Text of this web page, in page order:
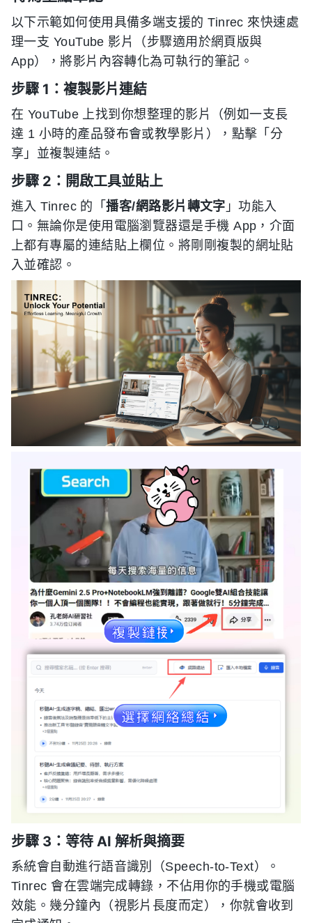
以下示範如何使用具備多端支援的 Tinrec 來快速處
理一支 YouTube 影片（步驟適用於網頁版與
App），將影片內容轉化為可執行的筆記。
步驟 1：複製影片連結
在 YouTube 上找到你想整理的影片（例如一支長
達 1 小時的產品發布會或教學影片），點擊「分
享」並複製連結。
步驟 2：開啟工具並貼上
進入 Tinrec 的「播客/網路影片轉文字 」功能入
口。無論你是使用電腦瀏覽器還是手機 App，介面
上都有專屬的連結貼上欄位。將剛剛複製的網址貼
入並確認。
步驟 3：等待 AI 解析與摘要
系統會自動進行語音識別（Speech-to-Text）。
Tinrec 會在雲端完成轉錄，不佔用你的手機或電腦
效能。幾分鐘內（視影片長度而定），你就會收到